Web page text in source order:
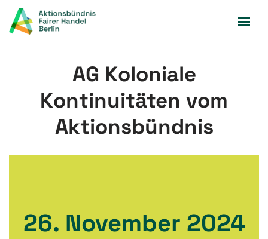
Zum
AG Koloniale
Kontinuitäten vom
Aktionsbündnis
26. November 2024